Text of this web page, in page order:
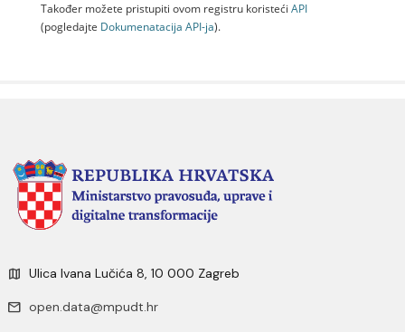
Također možete pristupiti ovom registru koristeći API
(pogledajte Dokumenаtаcijа API-jа).